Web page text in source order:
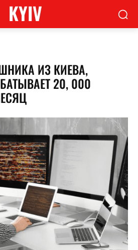
KYIV
ИЗ КИЕВА,
20, 000